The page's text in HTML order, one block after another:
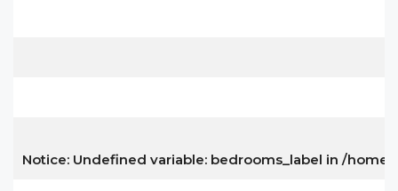
Notice: Undefined variable: bedrooms_label in /home/